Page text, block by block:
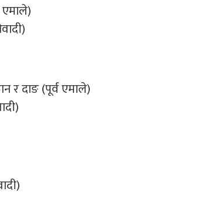
एमाले)
र दाङ (पूर्व एमाले)